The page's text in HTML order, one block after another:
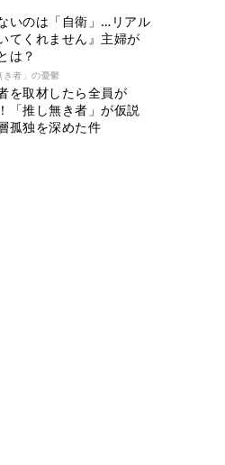
いのは「自衛」…リアル
てくれません』主婦が
は？
者」の憂鬱
を取材したら全員が
「推し無き者」が仮説
孤独を深めた件